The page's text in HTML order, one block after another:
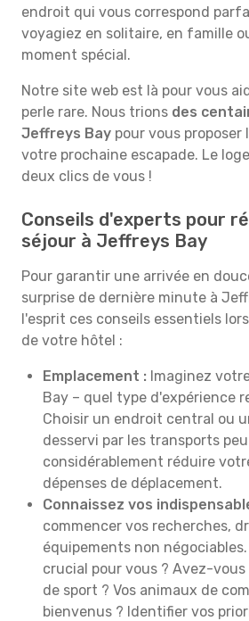
endroit qui vous correspond
voyagiez en solitaire, en famille
moment spécial.
Notre site web est là pour vous
perle rare. Nous trions des
Jeffreys Bay pour vous
votre prochaine escapade. Le
deux clics de vous !
Conseils d'experts pour
séjour à Jeffreys Bay
Pour garantir une arrivée en
surprise de dernière minute à
l'esprit ces conseils essentiels
de votre hôtel :
Emplacement : Imaginez
Bay – quel type d'expérience
Choisir un endroit central ou
desservi par les transports
considérablement réduire
dépenses de déplacement.
Connaissez vos
commencer vos recherches,
équipements non
crucial pour vous ? Avez-
de sport ? Vos animaux de
bienvenus ? Identifier vos